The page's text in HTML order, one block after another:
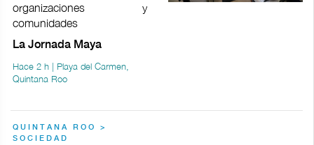
organizaciones y
comunidades
La Jornada Maya
Hace 2 h | Playa del Carmen,
Quintana Roo
QUINTANA ROO >
SOCIEDAD